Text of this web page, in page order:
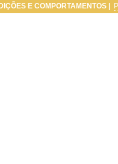
E COMPORTAMENTOS |